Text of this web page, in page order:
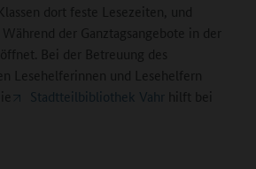
dort feste Lesezeiten, und
der Ganztagsangebote in der
Bei der Betreuung des
Lesehelferinnen und Lesehelfern
Stadtteilbibliothek Vahr hilft bei